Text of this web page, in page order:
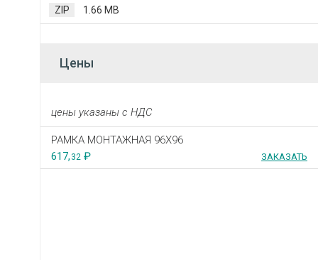
ZIP
1.66 MB
Цены
цены указаны с НДС
РАМКА МОНТАЖНАЯ 96X96
617,32 ₽ ЗАКАЗАТЬ